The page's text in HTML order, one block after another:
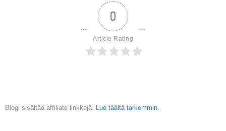
0
Article Rating
Blogi sisältää affiliate linkkejä. Lue täältä tarkemmin